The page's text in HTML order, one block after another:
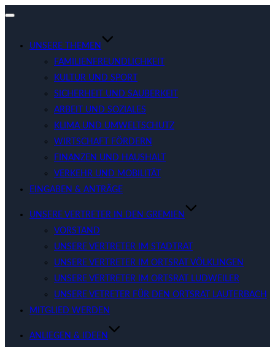
Navigation
UNSERE THEMEN
FAMILIENFREUNDLICHKEIT
KULTUR UND SPORT
SICHERHEIT UND SAUBERKEIT
ARBEIT UND SOZIALES
KLIMA UND UMWELTSCHUTZ
WIRTSCHAFT FÖRDERN
FINANZEN UND HAUSHALT
VERKEHR UND MOBILITÄT
EINGABEN & ANTRÄGE
UNSERE VERTRETER IN DEN GREMIEN
VORSTAND
UNSERE VERTRETER IM STADTRAT
UNSERE VERTRETER IM ORTSRAT VÖLKLINGEN
UNSERE VERTRETER IM ORTSRAT LUDWEILER
UNSERE VETRETER FÜR DEN ORTSRAT LAUTERBACH
MITGLIED WERDEN
ANLIEGEN & IDEEN